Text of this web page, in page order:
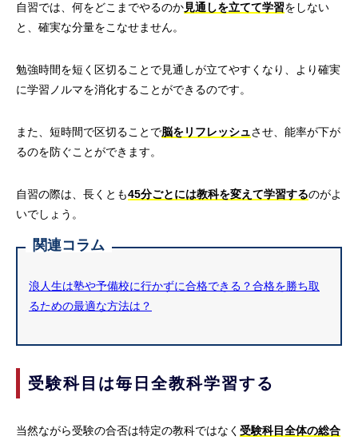
自習では、何をどこまでやるのか見通しを立てて学習をしない
と、確実な分量をこなせません。
勉強時間を短く区切ることで見通しが立てやすくなり、より確実
に学習ノルマを消化することができるのです。
また、短時間で区切ることで脳をリフレッシュさせ、能率が下が
るのを防ぐことができます。
自習の際は、長くとも45分ごとには教科を変えて学習するのがよ
いでしょう。
関連コラム
浪人生は塾や予備校に行かずに合格できる？合格を勝ち取
るための最適な方法は？
受験科目は毎日全教科学習する
当然ながら受験の合否は特定の教科ではなく 受験科目全体の総合